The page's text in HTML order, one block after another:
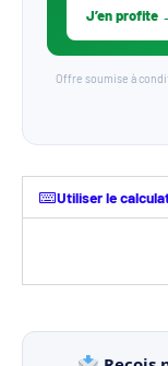
J’en profite
Offre soumise à
Utiliser le